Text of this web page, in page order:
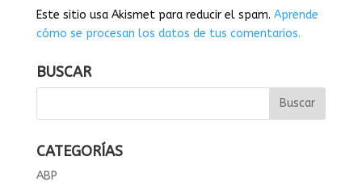
Este sitio usa Akismet para reducir el spam. Aprende
cómo se procesan los datos de tus comentarios.
BUSCAR
CATEGORÍAS
ABP